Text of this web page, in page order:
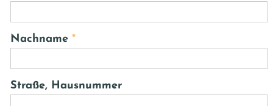
Nachname *
Straße, Hausnummer